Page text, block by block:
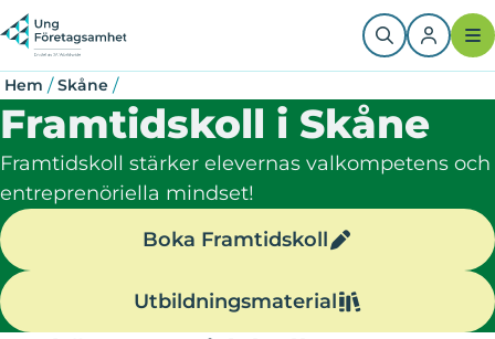
Hoppa
till
huvudinnehåll
Länkstig
Hem / Skåne /
Framtidskoll i Skåne
Framtidskoll stärker elevernas valkompetens och
entreprenöriella mindset!
Boka Framtidskoll
Utbildningsmaterial